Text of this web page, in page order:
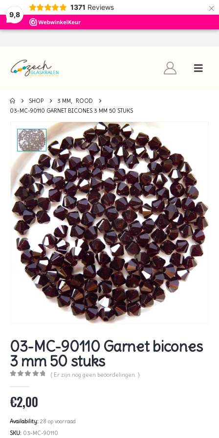
9,8
1371 Reviews ×
SHOP 3 MM, ROOD
03-MC-90110 GARNET BICONES 3 MM 50 STUKS
03-MC-90110 Garnet bicones
3 mm 50 stuks
( Er zijn nog geen beoordelingen. )
€2,00
Availability: 28 op voorraad
SKU: 03-MC-90110